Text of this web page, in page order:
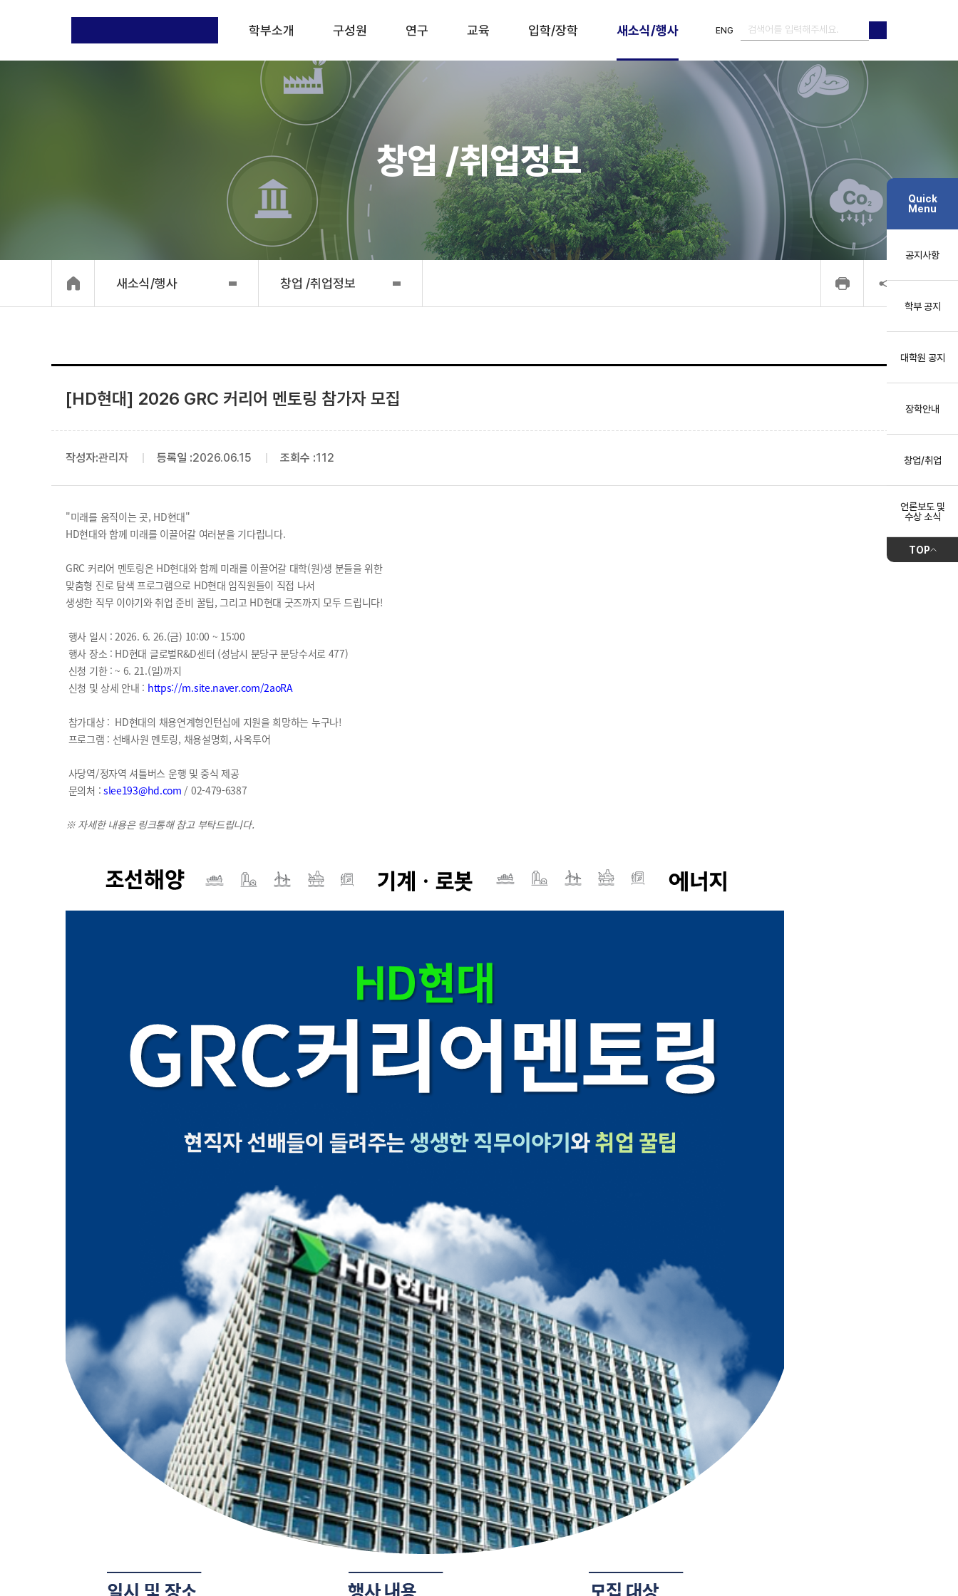
학부소개 구성원 연구 교육 입학/장학 새소식/행사 ENG
검색
검색
창업 /취업정보
새소식/행사 창업 /취업정보
[HD현대] 2026 GRC 커리어 멘토링 참가자 모집
작성자:관리자 등록일 :2026.06.15 조회수 :112
"미래를 움직이는 곳, HD현대"
HD현대와 함께 미래를 이끌어갈 여러분을 기다립니다.
GRC 커리어 멘토링은 HD현대와 함께 미래를 이끌어갈 대학(원)생 분들을 위한
맞춤형 진로 탐색 프로그램으로 HD현대 임직원들이 직접 나서
생생한 직무 이야기와 취업 준비 꿀팁, 그리고 HD현대 굿즈까지 모두 드립니다!
행사 일시 : 2026. 6. 26.(금) 10:00 ~ 15:00
행사 장소 : HD현대 글로벌R&D센터 (성남시 분당구 분당수서로477)
신청 기한 : ~ 6. 21.(일)까지
신청 및 상세 안내 : https://m.site.naver.com/2aoRA
참가대상 : HD현대의 채용연계형인턴십에 지원을 희망하는 누구나!
프로그램 : 선배사원 멘토링, 채용설명회, 사옥투어
사당역/정자역 셔틀버스 운행 및 중식 제공
문의처 : slee193@hd.com / 02-479-6387
※ 자세한 내용은 링크통해 참고 부탁드립니다.
Quick
Menu
공지사항
학부 공지
대학원 공지
장학안내
창업/취업
언론보도 및
수상 소식
TOP